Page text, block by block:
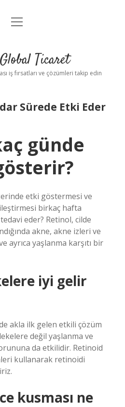
Anasayfa
Uyarı
menüyü
Ticaret
iş fırsatları ve çözümleri takip edin
Sürede Etki Eder
günde
etki göstermesi ve
birkaç hafta
eder? Retinol, cilde
akne, akne izleri ve
ayrıca yaşlanma karşıtı bir
iyi gelir
akla ilk gelen etkili çözüm
değil yaşlanma ve
da etkilidir. Retinoid
kullanarak retinoidi
kusması ne